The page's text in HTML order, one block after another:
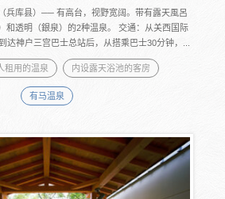
兵库县）── 有高台，视野宽阔。带有露天風呂
和透明（銀泉）的2种温泉。 交通：从关西国际
达神户三宫巴士总站后，从搭乘巴士30分钟，...
租用的温泉 内设露天浴池的客房
有马温泉